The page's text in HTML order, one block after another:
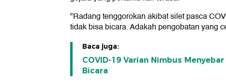
"Radang tenggorokan akibat silet pasca
tidak bisa bicara. Adakah pengobatan yang
Baca juga:
COVID-19 Varian Nimbus
Bicara